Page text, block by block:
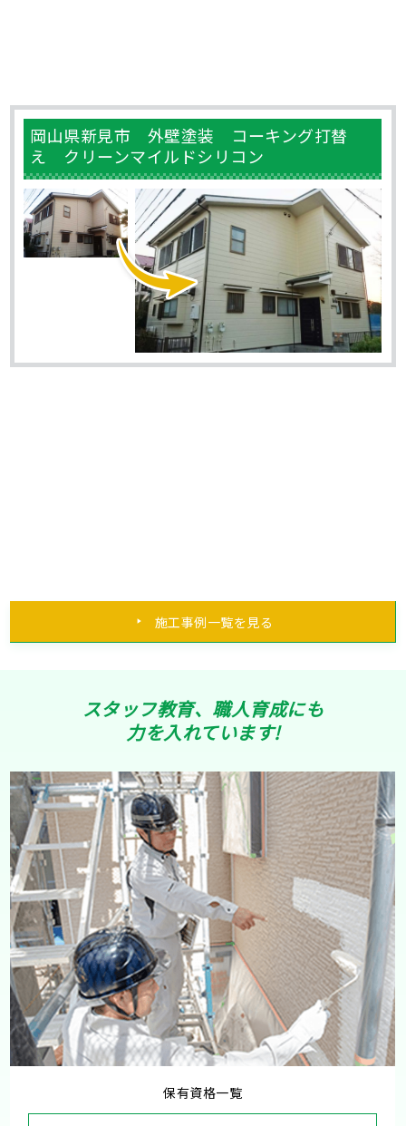
岡山県新見市 外壁塗装 コーキング打替
え クリーンマイルドシリコン
施工事例一覧を見る
スタッフ教育、職人育成にも
力を入れています!
保有資格一覧